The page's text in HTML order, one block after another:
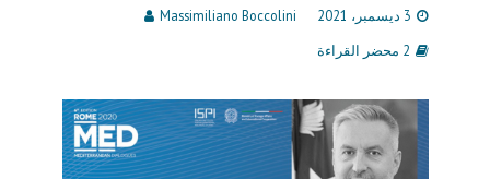
3 ديسمبر، 2021
Massimiliano Boccolini
2 محضر القراءة